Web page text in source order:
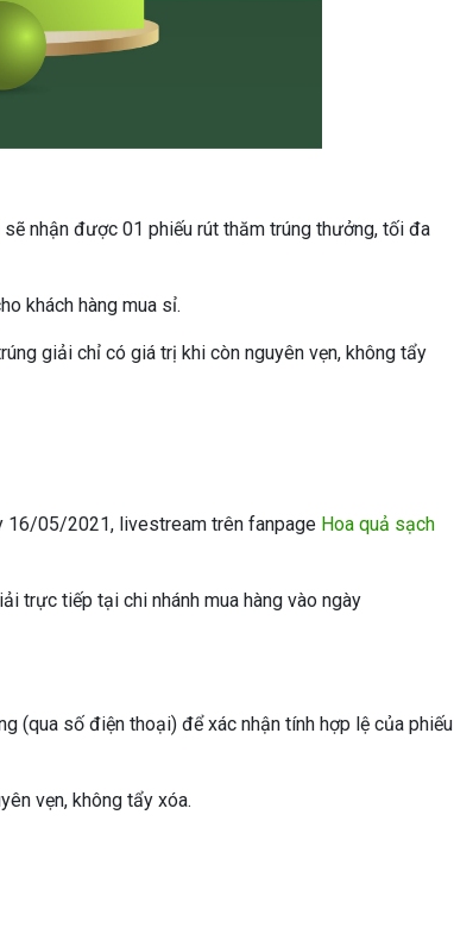
nhận được 01 phiếu rút thăm trúng thưởng, tối đa
khách hàng mua sỉ.
giải chỉ có giá trị khi còn nguyên vẹn, không tẩy
16/05/2021, livestream trên fanpage Hoa quả sạch
trực tiếp tại chi nhánh mua hàng vào ngày
(qua số điện thoại) để xác nhận tính hợp lệ của phiếu
vẹn, không tẩy xóa.